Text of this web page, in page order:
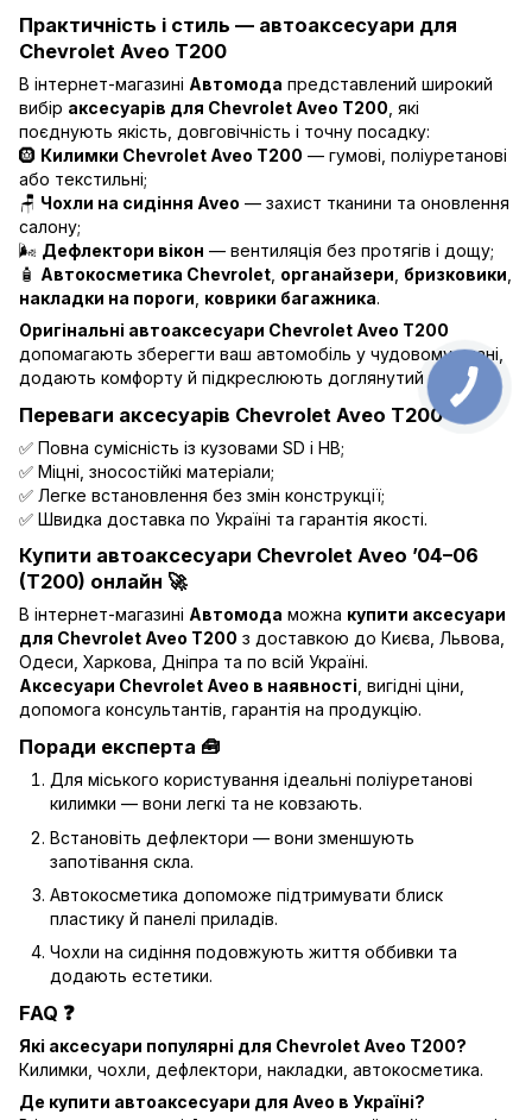
Практичність і стиль — автоаксесуари для
Chevrolet Aveo T200
В інтернет-магазині Автомода представлений широкий
вибір аксесуарів для Chevrolet Aveo T200 , які
поєднують якість, довговічність і точну посадку:
🛞 Килимки Chevrolet Aveo T200 — гумові, поліуретанові
або текстильні;
🪑 Чохли на сидіння Aveo — захист тканини та оновлення
салону;
🌬️ Дефлектори вікон — вентиляція без протягів і дощу;
🧴 Автокосметика Chevrolet органайзери бризковики
накладки на пороги коврики багажника.
Оригінальні автоаксесуари Chevrolet Aveo T200
допомагають зберегти ваш автомобіль у чудовому стані,
додають комфорту й підкреслюють доглянутий вигляд.
Переваги аксесуарів Chevrolet Aveo T200
✅ Повна сумісність із кузовами SD і HB;
✅ Міцні, зносостійкі матеріали;
✅ Легке встановлення без змін конструкції;
✅ Швидка доставка по Україні та гарантія якості.
Купити автоаксесуари Chevrolet Aveo ’04–06
(T200) онлайн 🚀
В інтернет-магазині Автомода можна купити аксесуари
для Chevrolet Aveo T200 з доставкою до Києва, Львова,
Одеси, Харкова, Дніпра та по всій Україні.
Аксесуари Chevrolet Aveo в наявності , вигідні ціни,
допомога консультантів, гарантія на продукцію.
Поради експерта 🧰
Для міського користування ідеальні поліуретанові
килимки — вони легкі та не ковзають.
Встановіть дефлектори — вони зменшують
запотівання скла.
Автокосметика допоможе підтримувати блиск
пластику й панелі приладів.
Чохли на сидіння подовжують життя оббивки та
додають естетики.
FAQ ❓
Які аксесуари популярні для Chevrolet Aveo T200?
Килимки, чохли, дефлектори, накладки, автокосметика.
Де купити автоаксесуари для Aveo в Україні?